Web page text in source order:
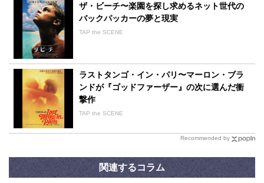
ザ・ビーチ〜楽園を探し求めるネット世代の
バックパッカーの夢と現実
TAP the SCENE
ラストタンゴ・イン・パリ〜マーロン・ブラ
ンドが『ゴッドファーザー』の次に選んだ衝
撃作
TAP the SCENE
Recommended by
関連するコラム